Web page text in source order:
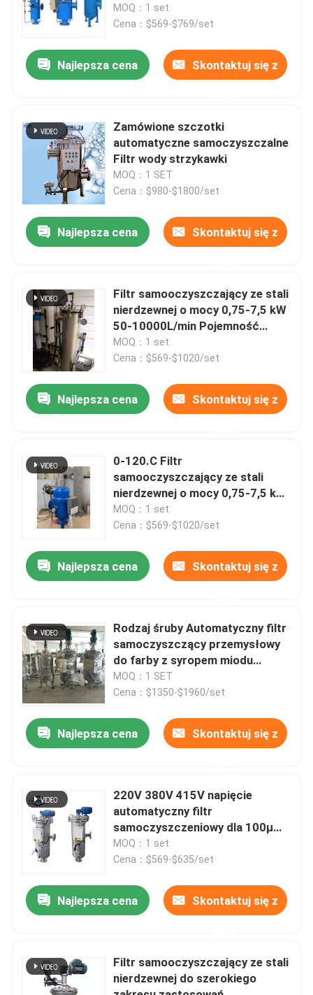
Produkty
wideo
O nas
Kontrola jakości
Skontaktuj się z nami
Poprosić o wycenę
Przemysłowy filtr Hepa
dostosowanym rozmiarem
MOQ：1 set
Cena：$569-$769/set
Najlepsza cena Skontaktuj się z
Zamówione szczotki
automatyczne samoczyszczalne
Filtr wody strzykawki
MOQ：1 SET
Cena：$980-$1800/set
Najlepsza cena Skontaktuj się z
Filtr samooczyszczający ze stali
nierdzewnej o mocy 0,75-7,5 kW
50-10000L/min Pojemność
Certyfikacja ISO9001
MOQ：1 set
Cena：$569-$1020/set
Najlepsza cena Skontaktuj się z
0-120.C Filtr
samooczyszczający ze stali
nierdzewnej o mocy 0,75-7,5 kW
Prędkość przepływu 2-200 m3/h
MOQ：1 set
Cena：$569-$1020/set
Najlepsza cena Skontaktuj się z
Rodzaj śruby Automatyczny filtr
samoczyszczący przemysłowy
do farby z syropem miodu
chemicznego
MOQ：1 SET
Cena：$1350-$1960/set
Najlepsza cena Skontaktuj się z
220V 380V 415V napięcie
automatyczny filtr
samoczyszczeniowy dla 100μM
Filtracja dokładność i 2-
200m3/H przepływ
MOQ：1 set
Cena：$569-$635/set
Najlepsza cena Skontaktuj się z
Filtr samooczyszczający ze stali
nierdzewnej do szerokiego